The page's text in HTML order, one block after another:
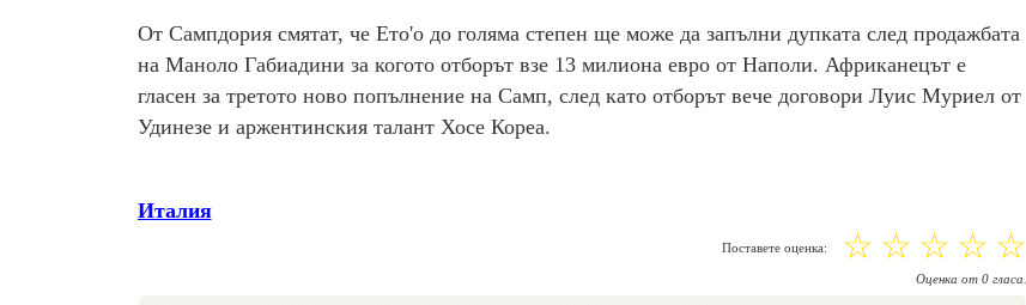
От Сампдория смятат, че Ето'о до голяма степен ще може да запълни дупката след продажбата
на Маноло Габиадини за когото отборът взе 13 милиона евро от Наполи. Африканецът е
гласен за третото ново попълнение на Самп, след като отборът вече договори Луис Муриел от
Удинезе и аржентинския талант Хосе Кореа.
Италия
Поставете оценка: ☆
☆
☆
☆
☆
Оценка от 0гласа.